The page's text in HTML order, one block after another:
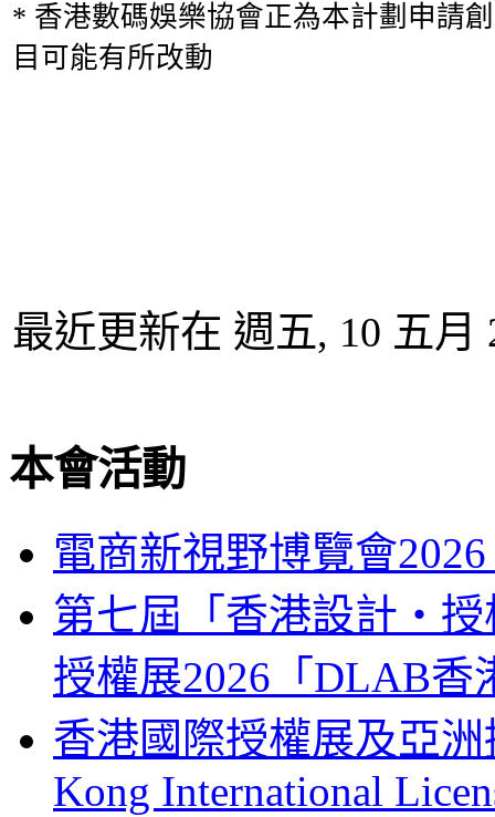
* 香港數碼娛樂協會正為本計劃申請
目可能有所改動
最近更新在 週五, 10 五月
本會活動
電商新視野博覽會
第七屆「香港設計‧授
授權展2026「DLAB香
香港國際授權展及亞
Kong International